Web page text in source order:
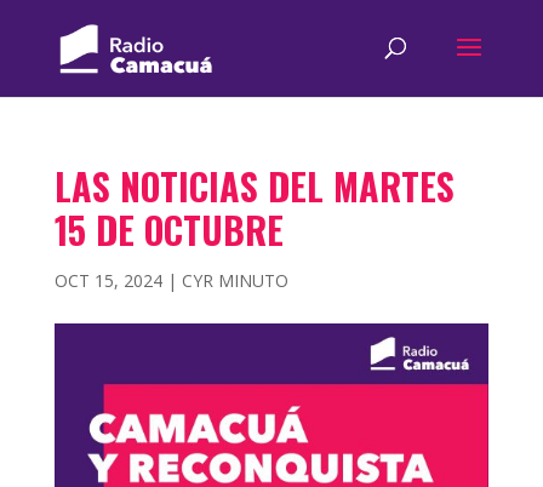
LAS NOTICIAS DEL MARTES
15 DE OCTUBRE
OCT 15, 2024| CYR MINUTO